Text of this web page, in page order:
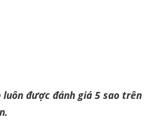
được đánh giá 5 sao trên